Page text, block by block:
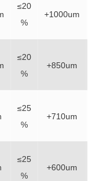
≤20
%
+1000um
≤20
%
+850um
≤25
%
+710um
≤25
%
+600um